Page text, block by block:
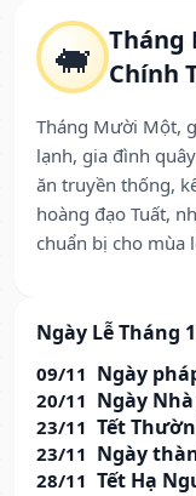
🐖 Tháng
Chính
Tháng Mười Một,
lạnh, gia đình
ăn truyền thống,
hoàng đạo Tuất,
chuẩn bị cho mùa
Ngày Lễ Tháng
09/11 Ngày
20/11 Ngày
23/11 Tết
23/11 Ngày
28/11 Tết Hạ